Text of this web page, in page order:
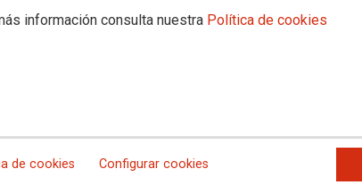
información consulta nuestra Política de cookies
de cookies Configurar cookies
de Torrelavega